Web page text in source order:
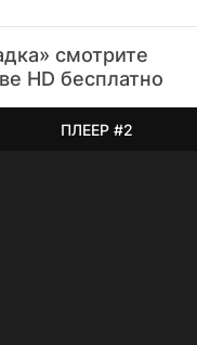
смотрите
HD бесплатно
ПЛЕЕР #2